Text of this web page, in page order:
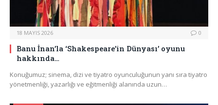
18 MAYIS 2026 0
Banu İnan’la ‘Shakespeare’in Dünyası’ oyunu
hakkında…
Konuğumuz; sinema, dizi ve tiyatro oyunculuğunun yanı sıra tiyatro
yönetmenliği, yazarlığı ve eğitmenliği alanında uzun…